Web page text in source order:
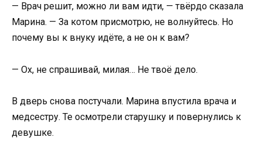
— Врач решит, можно ли вам идти, — твёрдо сказала
Марина. — За котом присмотрю, не волнуйтесь. Но
почему вы к внуку идёте, а не он к вам?
— Ох, не спрашивай, милая… Не твоё дело.
В дверь снова постучали. Марина впустила врача и
медсестру. Те осмотрели старушку и повернулись к
девушке.